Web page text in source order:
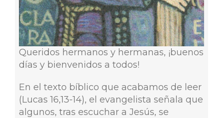
Queridos hermanos y hermanas, ¡buenos
días y bienvenidos a todos!
En el texto bíblico que acabamos de leer
(Lucas 16,13-14), el evangelista señala que
algunos, tras escuchar a Jesús, se